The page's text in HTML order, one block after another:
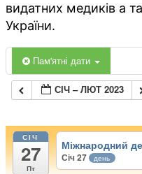
видатних медиків а
України.
Пам'ятні дати
СІЧ – ЛЮТ 2023
СІЧ
27
Пт
Міжнародний
Січ 27 день